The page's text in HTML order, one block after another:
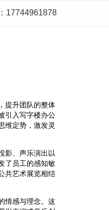
17744961878
提升团队的整体
引入写字楼办公
维定势，激发灵
影、声乐演出以
了员工的感知敏
共艺术展览相结
情感与理念。这